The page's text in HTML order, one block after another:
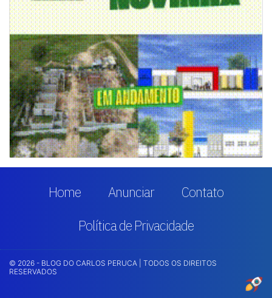
Home Anunciar
Contato
Política de Privacidade
© 2026 - BLOG DO CARLOS PERUCA | TODOS OS DIREITOS
RESERVADOS